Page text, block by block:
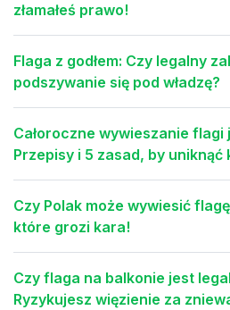
złamałeś prawo!
Flaga z godłem: Czy legalny
podszywanie się pod władzę?
Całoroczne wywieszanie flagi
Przepisy i 5 zasad, by uniknąć
Czy Polak może wywiesić
które grozi kara!
Czy flaga na balkonie jest
Ryzykujesz więzienie za